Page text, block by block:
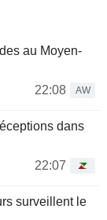
au Moyen-
22:08
AW
dans
22:07
surveillent le